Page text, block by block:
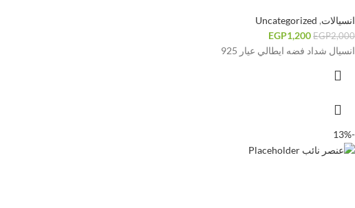
انسيالات,
Uncategorized
EGP2,000
EGP1,200
انسيال شداد فضه ايطالي عيار 925
-13%